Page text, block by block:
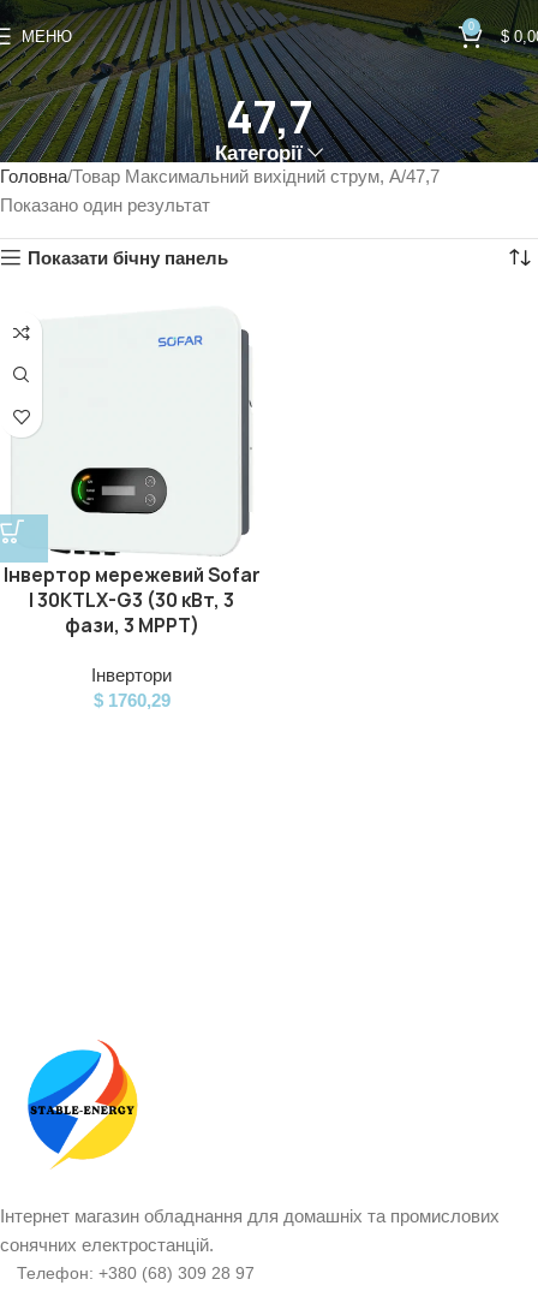
МЕНЮ
0
$
47,7
Категорії
Головна Товар Максимальний вихідний струм, А 47,7
Показано один результат
Показати бічну панель
Інвертор мережевий Sofar
| 30KTLX-G3 (30 кВт, 3
фази, 3 MPPT)
Інвертори
$1760,29
Інтернет магазин обладнання для домашніх та промислових
сонячних електростанцій.
Телефон: +380 (68) 309 28 97